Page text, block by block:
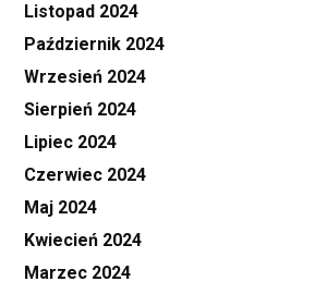
Listopad 2024
Październik 2024
Wrzesień 2024
Sierpień 2024
Lipiec 2024
Czerwiec 2024
Maj 2024
Kwiecień 2024
Marzec 2024